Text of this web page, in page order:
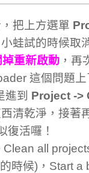
把上方選單
蛙試的時候取
重新啟動 ，再
這個問題
進到 Project ->
清乾淨，接著
復活囉！
all
時候)，Start